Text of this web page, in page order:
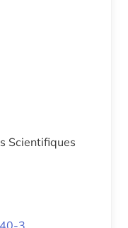
Scientifiques
3